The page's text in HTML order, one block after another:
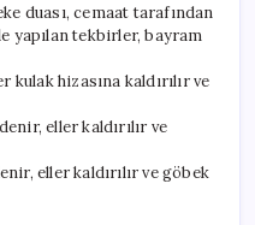
duası, cemaat tarafından
yapılan tekbirler, bayram
kulak hizasına kaldırılır ve
eller kaldırılır ve
eller kaldırılır ve göbek